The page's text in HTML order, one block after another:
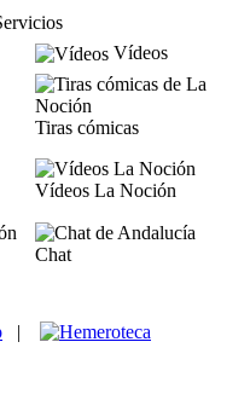
Vídeos
Tiras cómicas
Vídeos La Noción
Chat
|